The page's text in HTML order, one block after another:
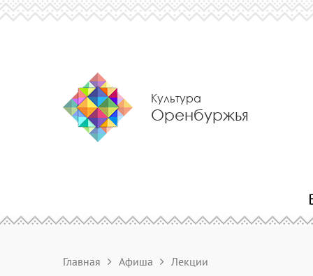
Культура
Оренбуржья
Главная Афиша Лекции